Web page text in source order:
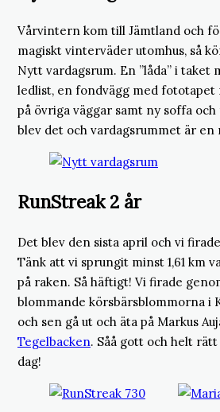
Vårvintern kom till Jämtland och
magiskt vinterväder utomhus, så
Nytt vardagsrum. En ”låda” i taket
ledlist, en fondvägg med fototapet
på övriga väggar samt ny soffa
blev det och vardagsrummet är en
RunStreak 2 år
Det blev den sista april och vi firade
Tänk att vi sprungit minst 1,61 km
på raken. Så häftigt! Vi firade
blommande körsbärsblommorna i
och sen gå ut och äta på Markus
Tegelbacken. Såå gott och helt
dag!